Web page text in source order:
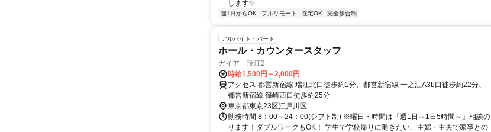
します✨ ………………………………...
週1日からOK フルリモート 在宅OK 完全歩合制
アルバイト・パート
ホール・カウンタースタッフ
ガイア 瑞江2
時給1,500円～2,000円
アクセス 都営新宿線 瑞江北口徒歩約1分、都営新宿線 一之江A3b口徒歩約22分、
都営新宿線 篠崎西口徒歩約25分
東京都東京23区江戸川区
勤務時間 8：00～24：00(シフト制) ※曜日・時間は『週1日～1日5時間～』相談の
ります！ダブルワークもOK！ 学生で学校帰りに働きたい、主婦・主夫で家事との